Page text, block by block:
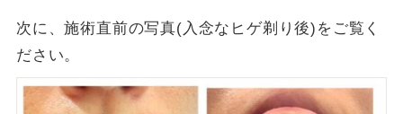
次に、施術直前の写真(入念なヒゲ剃り後)をご覧く
ださい。